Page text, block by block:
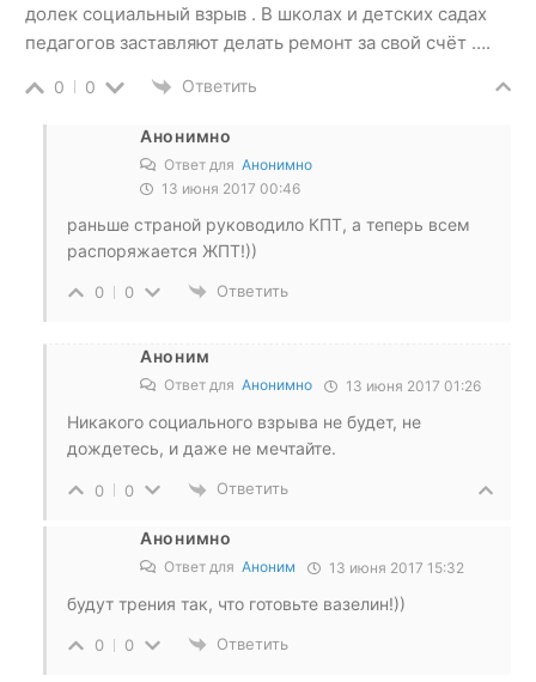
долек социальный взрыв . В школах и детских садах
педагогов заставляют делать ремонт за свой счёт ….
0 0 Ответить
Анонимно
Ответ для Анонимно
13 июня 2017 00:46
раньше страной руководило КПТ, а теперь всем
распоряжается ЖПТ!))
0 0 Ответить
Аноним
Ответ для Анонимно 13 июня 2017 01:26
Никакого социального взрыва не будет, не
дождетесь, и даже не мечтайте.
0 0 Ответить
Анонимно
Ответ для Аноним 13 июня 2017 15:32
будут трения так, что готовьте вазелин!))
0 0 Ответить